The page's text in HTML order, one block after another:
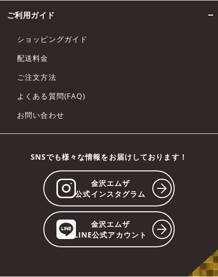
ご利用ガイド
ショッピングガイド
配送料金
ご注文方法
よくある質問(FAQ)
お問い合わせ
SNSでも様々な情報をお届けしております！
金沢エムザ
公式インスタグラム
金沢エムザ
LINE公式アカウント